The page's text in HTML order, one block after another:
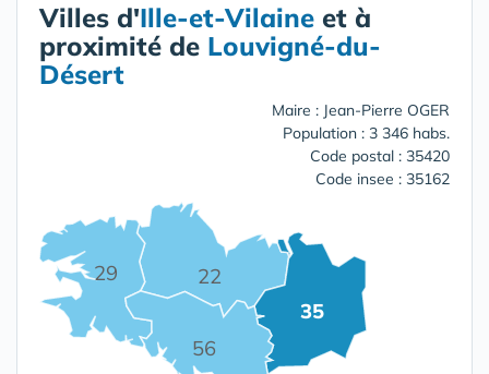
Villes d'Ille-et-Vilaine et à
proximité de Louvigné-du-
Désert
Maire : Jean-Pierre OGER
Population : 3 346 habs.
Code postal : 35420
Code insee : 35162
22
29
35
56